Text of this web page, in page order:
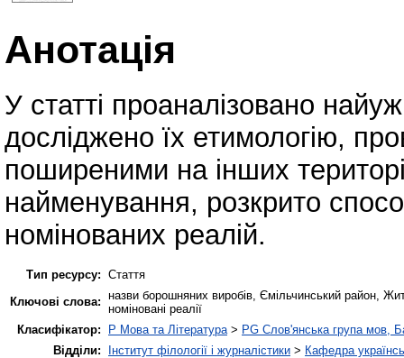
Анотація
У статті проаналізовано
досліджено їх етимологію,
поширеними на інших
найменування, розкрито
номінованих реалій.
Тип ресурсу: Стаття
Ключові слова: назви борошняних виробів, Ємільчинський район,
номіновані реалії
Класифікатор:
P Мова та Література > PG Слов'янська група мов,
Відділи:
Інститут філології і журналістики > Кафедра